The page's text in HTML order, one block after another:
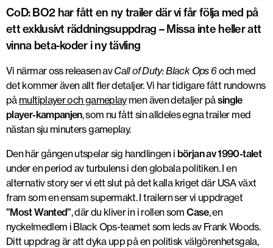
CoD: BO2 har fått en ny trailer där vi får följa med på
ett exklusivt räddningsuppdrag – Missa inte heller att
vinna beta-koder i ny tävling
Vi närmar oss releasen avCall of Duty: Black Ops 6och med
det kommer även allt fler detaljer. Vi har tidigare fått rundowns
på multiplayer och gameplaymen även detaljer påsingle
player-kampanjen, som nu fått sin alldeles egna trailer med
nästan sju minuters gameplay.
Den här gången utspelar sig handlingen i början av 1990-talet
under en period av turbulens i den globala politiken. I en
alternativ story ser vi ett slut på det kalla kriget där USA växt
fram som en ensam supermakt. I trailern ser vi uppdraget
”Most Wanted”, där du kliver in i rollen somCase, en
nyckelmedlem i Black Ops-teamet som leds av Frank Woods.
Ditt uppdrag är att dyka upp på en politisk välgörenhetsgala,